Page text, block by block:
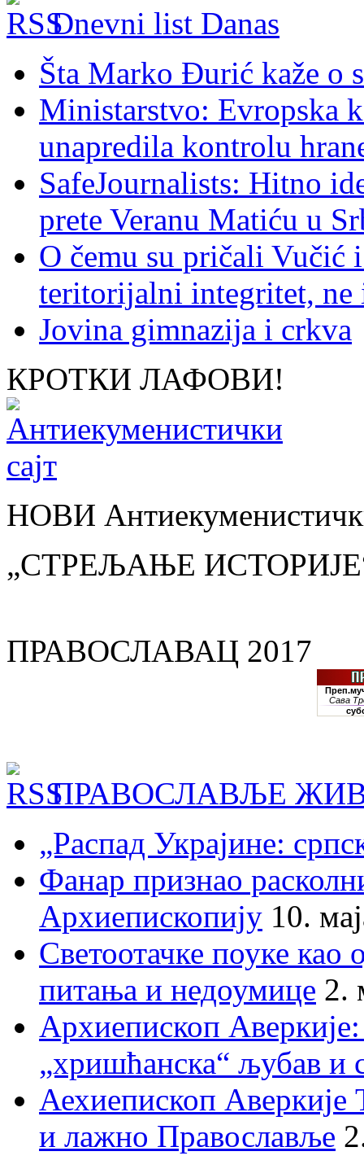
Dnevni list Danas
Šta Marko Đurić kaže o
Ministarstvo: Evropska
unapredila kontrolu
SafeJournalists: Hitno
prete Veranu Matiću u
O čemu su pričali Vučić
teritorijalni integritet, ne
Jovina gimnazija i crkva
КРОТКИ ЛАФОВИ!
НОВИ
„СТРЕЉАЊЕ
ПРАВОСЛАВАЦ 2017
ПРАВОСЛАВЉЕ
„Распад Украјине:
Фанар признао
Архиепископију 10.
Светоотачке поуке као
питања и недоумице 2.
Архиепископ
„хришћанска“ љубав и
Аехиепископ
и лажно Православље